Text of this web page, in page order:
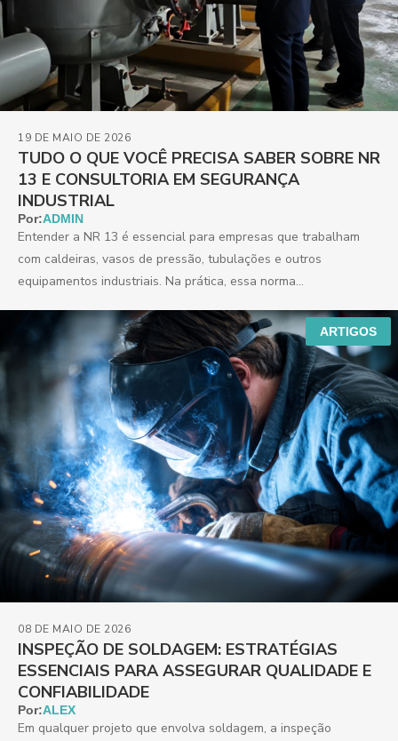
TUDO O QUE VOCÊ PRECISA SABER SOBRE NR
13 E CONSULTORIA EM SEGURANÇA
INDUSTRIAL
19 DE MAIO DE 2026
Por:ADMIN
Entender a NR 13 é essencial para empresas que trabalham
com caldeiras, vasos de pressão, tubulações e outros
equipamentos industriais. Na prática, essa norma
ARTIGOS
INSPEÇÃO DE SOLDAGEM: ESTRATÉGIAS
ESSENCIAIS PARA ASSEGURAR QUALIDADE E
CONFIABILIDADE
08 DE MAIO DE 2026
Por:ALEX
Em qualquer projeto que envolva soldagem, a inspeção